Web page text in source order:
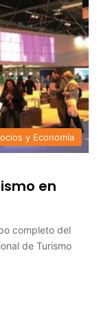
y Economía
en
completo del
de Turismo